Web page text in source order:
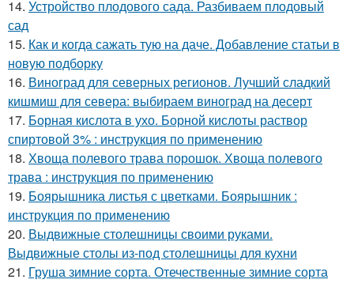
14. Устройство плодового сада. Разбиваем плодовый
сад
15. Как и когда сажать тую на даче. Добавление статьи в
новую подборку
16. Виноград для северных регионов. Лучший сладкий
кишмиш для севера: выбираем виноград на десерт
17. Борная кислота в ухо. Борной кислоты раствор
спиртовой 3% : инструкция по применению
18. Хвоща полевого трава порошок. Хвоща полевого
трава : инструкция по применению
19. Боярышника листья с цветками. Боярышник :
инструкция по применению
20. Выдвижные столешницы своими руками.
Выдвижные столы из-под столешницы для кухни
21. Груша зимние сорта. Отечественные зимние сорта